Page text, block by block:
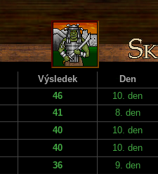
Výsledek
Den
46
10. den
41
8. den
40
10. den
40
10. den
36
9. den